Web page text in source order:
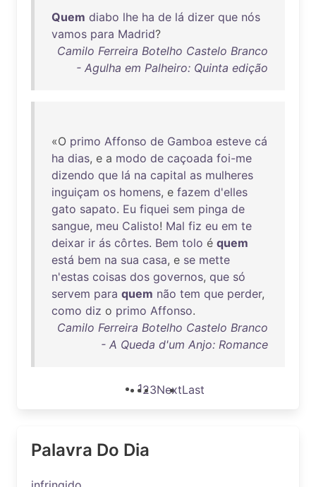
Quem diabo lhe ha de lá dizer que nós
vamos para Madrid?
Camilo Ferreira Botelho Castelo Branco
- Agulha em Palheiro: Quinta edição
«O primo Affonso de Gamboa esteve cá
ha dias, e a modo de caçoada foi-me
dizendo que lá na capital as mulheres
inguiçam os homens, e fazem d'elles
gato sapato. Eu fiquei sem pinga de
sangue, meu Calisto! Mal fiz eu em te
deixar ir ás côrtes. Bem tolo é quem
está bem na sua casa, e se mette
n'estas coisas dos governos, que só
servem para quem não tem que perder,
como diz o primo Affonso.
Camilo Ferreira Botelho Castelo Branco
- A Queda d'um Anjo: Romance
123NextLast
Palavra Do Dia